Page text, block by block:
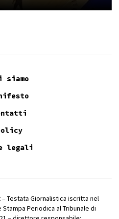
siamo
legali
Testata Giornalistica iscritta nel
Periodica al Tribunale di